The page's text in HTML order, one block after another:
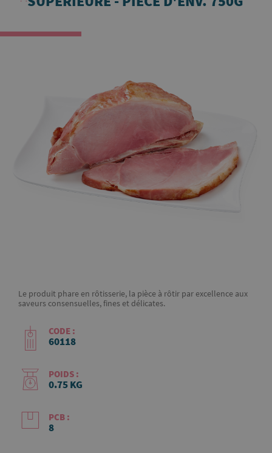
Le produit phare en rôtisserie, la pièce à rôtir par excellence aux
saveurs consensuelles, fines et délicates.
CODE :
60118
POIDS :
0.75 KG
PCB :
8